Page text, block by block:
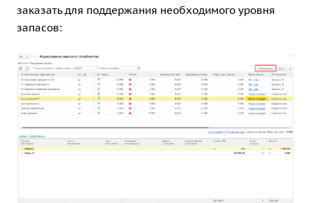
заказать для поддержания необходимого уровня
запасов: